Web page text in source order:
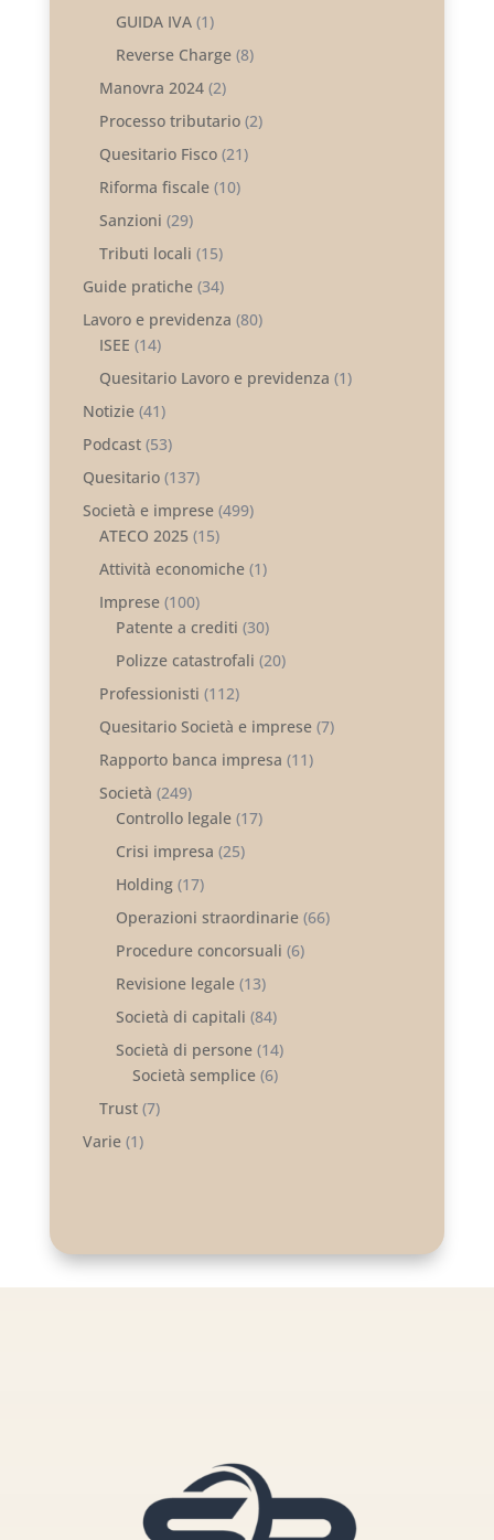
GUIDA IVA(1)
Reverse Charge(8)
Manovra 2024(2)
Processo tributario(2)
Quesitario Fisco(21)
Riforma fiscale(10)
Sanzioni (29)
Tributi locali (15)
Guide pratiche(34)
Lavoro e previdenza (80)
ISEE (14)
Quesitario Lavoro e previdenza (1)
Notizie(41)
Podcast(53)
Quesitario(137)
Società e imprese(499)
ATECO 2025 (15)
Attività economiche(1)
Imprese(100)
Patente a crediti (30)
Polizze catastrofali (20)
Professionisti (112)
Quesitario Società e imprese(7)
Rapporto banca impresa (11)
Società (249)
Controllo legale(17)
Crisi impresa (25)
Holding(17)
Operazioni straordinarie(66)
Procedure concorsuali (6)
Revisione legale(13)
Società di capitali (84)
Società di persone(14)
Società semplice(6)
Trust(7)
Varie(1)